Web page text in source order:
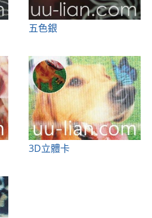
五色銀
3D立體卡